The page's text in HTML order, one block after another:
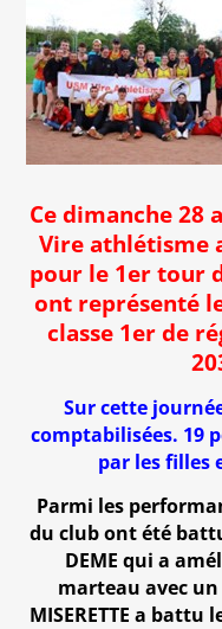
Ce dimanche 28
Vire athlétisme
pour le 1er tour
ont représenté
classe 1er de
Sur cette
comptabilisées. 19
par les filles
Parmi les
du club ont été
DEME qui a
marteau avec
MISERETTE a battu